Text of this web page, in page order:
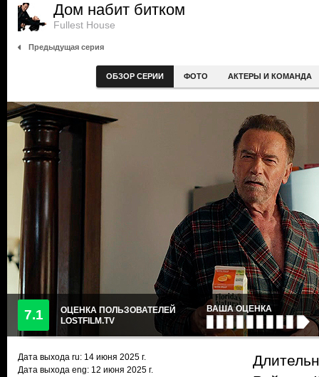
Дом набит битком
Fullest House
Предыдущая серия
ОБЗОР СЕРИИ ФОТО АКТЕРЫ И КОМАНДА
7.1
ОЦЕНКА ПОЛЬЗОВАТЕЛЕЙ
LOSTFILM.TV
ВАША ОЦЕНКА
Дата выхода ru: 14 июня 2025 г.
Дата выхода eng: 12 июня 2025 г.